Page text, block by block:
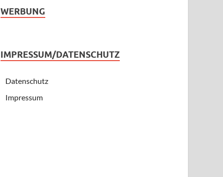
WERBUNG
IMPRESSUM/DATENSCHUTZ
Datenschutz
Impressum